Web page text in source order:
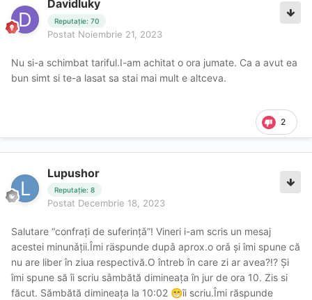
Davidluky
Reputație: 70
Postat Noiembrie 21, 2023
Nu si-a schimbat tariful.I-am achitat o ora jumate. Ca a avut ea
bun simt si te-a lasat sa stai mai mult e altceva.
2
Lupushor
Reputație: 8
Postat Decembrie 18, 2023
Salutare “confrați de suferințǎ”! Vineri i-am scris un mesaj
acestei minunǎții.Îmi räspunde dupǎ aprox.o orǎ şi îmi spune că
nu are liber în ziua respectivă.O întreb în care zi ar avea?!? Și
îmi spune să îi scriu sâmbătă dimineața în jur de ora 10. Zis si
făcut. Sămbătă dimineața la 10:02 😁îi scriu.Îmi răspunde